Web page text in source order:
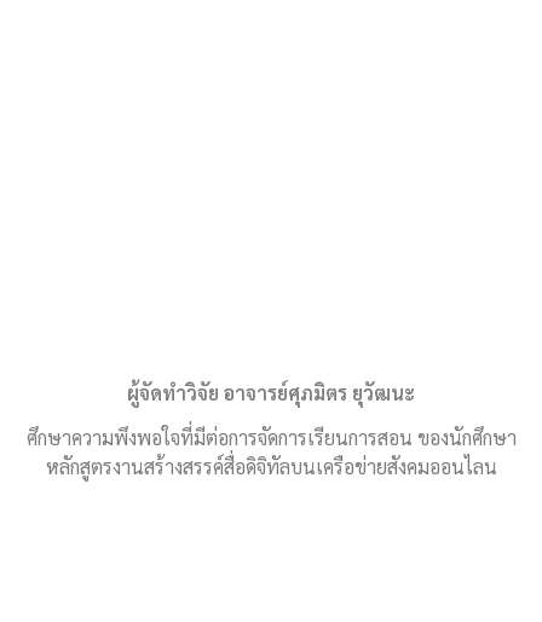
ผู้จัดทำวิจัย อาจารย์ศุภมิตร ยุวัฒนะ
ศึกษาความพึงพอใจที่มีต่อการจัดการเรียนการสอน ของนักศึกษา
หลักสูตรงานสร้างสรรค์สื่อดิจิทัลบนเครือข่ายสังคมออนไลน